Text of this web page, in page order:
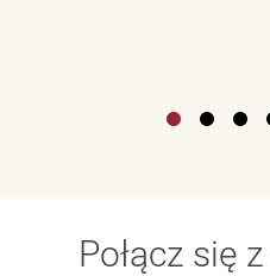
Połącz się